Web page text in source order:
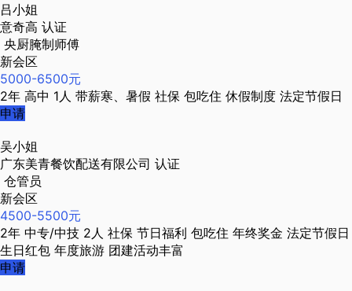
吕小姐
意奇高 认证
央厨腌制师傅
新会区
5000-6500元
2年 高中 1人 带薪寒、暑假 社保 包吃住 休假制度 法定节假日
申请
吴小姐
广东美青餐饮配送有限公司 认证
仓管员
新会区
4500-5500元
2年 中专/中技 2人 社保 节日福利 包吃住 年终奖金 法定节假日
生日红包 年度旅游 团建活动丰富
申请